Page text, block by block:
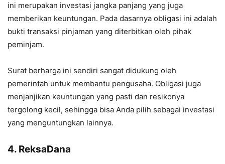
ini merupakan investasi jangka panjang yang juga
memberikan keuntungan. Pada dasarnya obligasi ini adalah
bukti transaksi pinjaman yang diterbitkan oleh pihak
peminjam.
Surat berharga ini sendiri sangat didukung oleh
pemerintah untuk membantu pengusaha. Obligasi juga
menjanjikan keuntungan yang pasti dan resikonya
tergolong kecil, sehingga bisa Anda pilih sebagai investasi
yang menguntungkan lainnya.
4. ReksaDana